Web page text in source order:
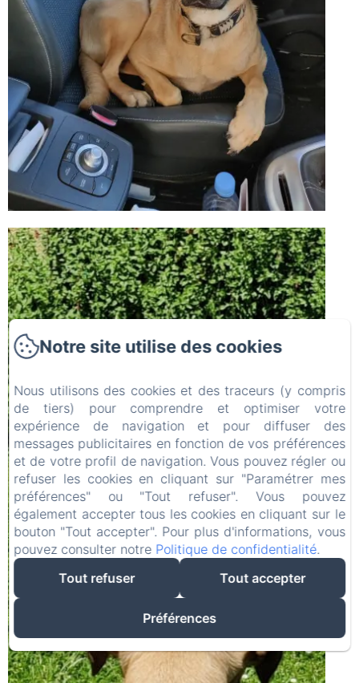
Notre site utilise des cookies
Nous utilisons des cookies et des traceurs (y compris
de tiers) pour comprendre et optimiser votre
expérience de navigation et pour diffuser des
messages publicitaires en fonction de vos préférences
et de votre profil de navigation. Vous pouvez régler ou
refuser les cookies en cliquant sur "Paramétrer mes
préférences" ou "Tout refuser". Vous pouvez
également accepter tous les cookies en cliquant sur le
bouton "Tout accepter". Pour plus d'informations, vous
pouvez consulter notre Politique de confidentialité.
Tout refuser
Tout accepter
Préférences